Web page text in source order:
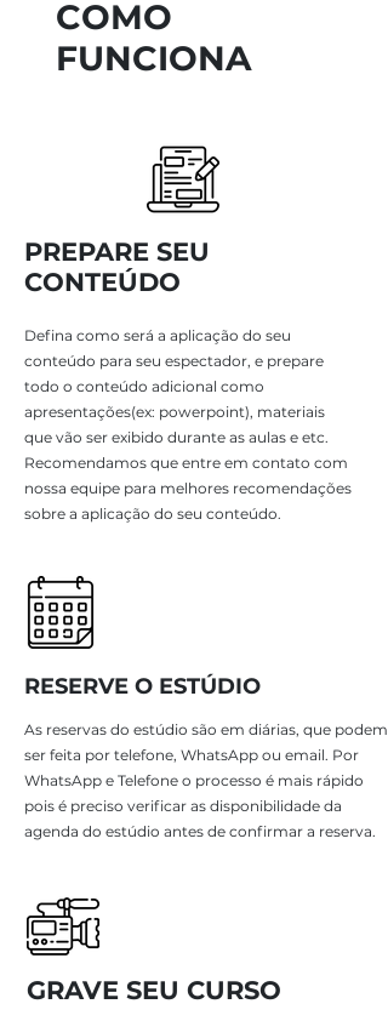
COMO
FUNCIONA
PREPARE SEU
CONTEÚDO
Defina como será a aplicação do seu
conteúdo para seu espectador, e prepare
todo o conteúdo adicional como
apresentações(ex: powerpoint), materiais
que vão ser exibido durante as aulas e etc.
Recomendamos que entre em contato com
nossa equipe para melhores recomendações
sobre a aplicação do seu conteúdo.
RESERVE O ESTÚDIO
As reservas do estúdio são em diárias, que podem
ser feita por telefone, WhatsApp ou email. Por
WhatsApp e Telefone o processo é mais rápido
pois é preciso verificar as disponibilidade da
agenda do estúdio antes de confirmar a reserva.
GRAVE SEU CURSO